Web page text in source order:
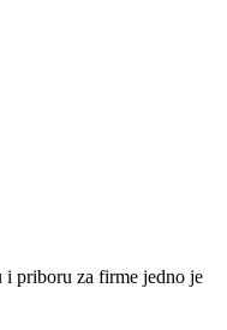
priboru za firme jedno je